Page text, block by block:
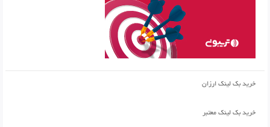
خرید بک لینک ارزان
خرید بک لینک معتبر